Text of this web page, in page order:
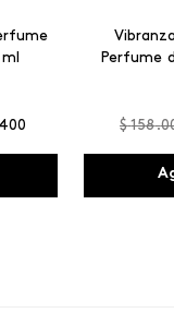
400
Perfume
$ 158.